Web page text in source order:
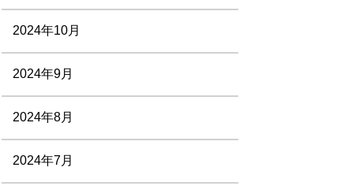
2024年10月
2024年9月
2024年8月
2024年7月